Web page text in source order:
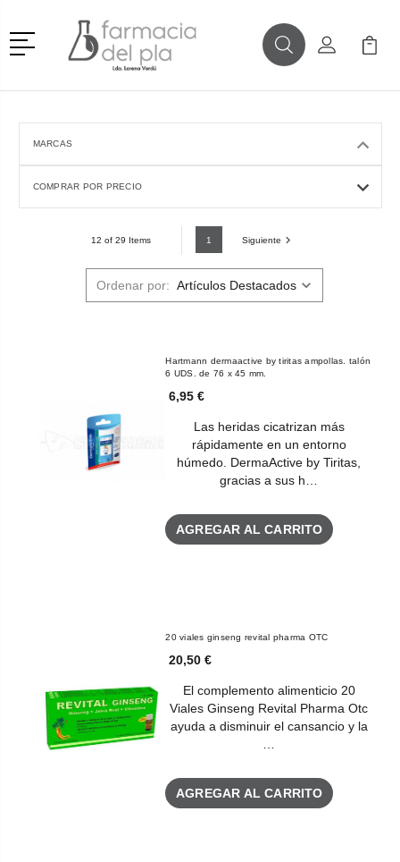
Menú
BuscarMi Cuenta
Mi
MARCAS
COMPRAR POR PRECIO
12 of 29 Items 1 Siguiente
Ordenar por:
Hartmann dermaactive by tiritas ampollas. talón
6 UDS. de 76 x 45 mm.
6,95 €
Las heridas cicatrizan más
rápidamente en un entorno
húmedo. DermaActive by Tiritas,
gracias a sus h…
AGREGAR AL CARRITO
20 viales ginseng revital pharma OTC
20,50 €
El complemento alimenticio 20
Viales Ginseng Revital Pharma Otc
ayuda a disminuir el cansancio y la
AGREGAR AL CARRITO